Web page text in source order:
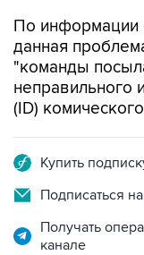
По информации
данная
"команды
неправильного
(ID)
Купить
Подписаться
Получать
канале